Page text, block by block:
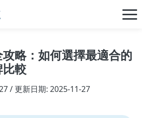
略：如何選擇最適合的
較
/ 更新日期: 2025-11-27